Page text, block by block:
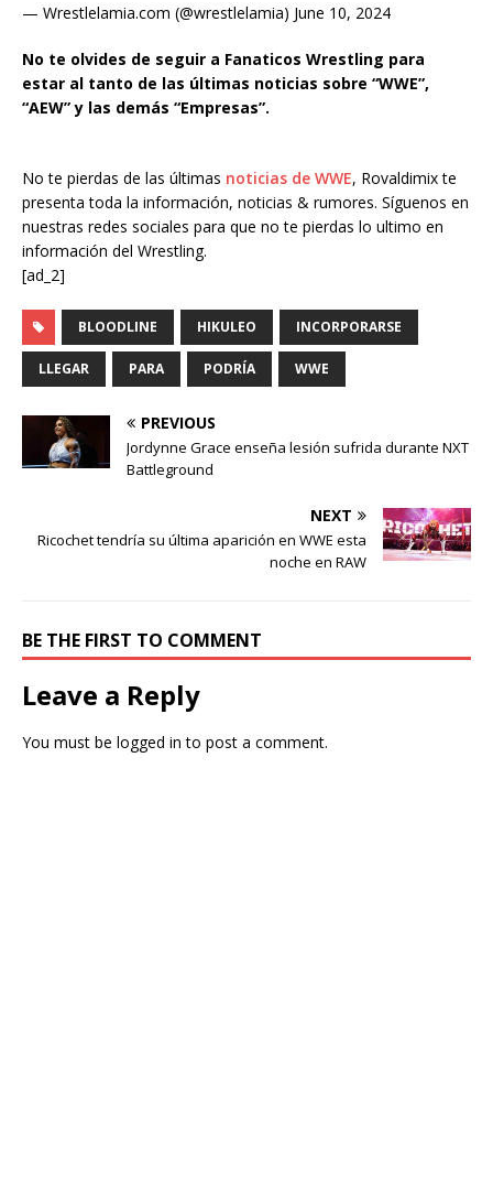
— Wrestlelamia.com (@wrestlelamia) June 10, 2024
No te olvides de seguir a Fanaticos Wrestling para
estar al tanto de las últimas noticias sobre “WWE”,
“AEW” y las demás “Empresas”.
No te pierdas de las últimas noticias de WWE, Rovaldimix te
presenta toda la información, noticias & rumores. Síguenos en
nuestras redes sociales para que no te pierdas lo ultimo en
información del Wrestling.
[ad_2]
BLOODLINE HIKULEO INCORPORARSE
LLEGAR PARA PODRÍA WWE
PREVIOUS
Jordynne Grace enseña lesión sufrida durante NXT
Battleground
NEXT
Ricochet tendría su última aparición en WWE esta
noche en RAW
BE THE FIRST TO COMMENT
Leave a Reply
You must be logged in to post a comment.